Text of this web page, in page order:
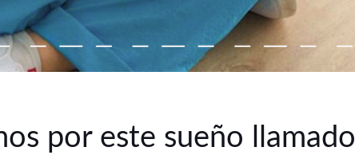
por este sueño llamado